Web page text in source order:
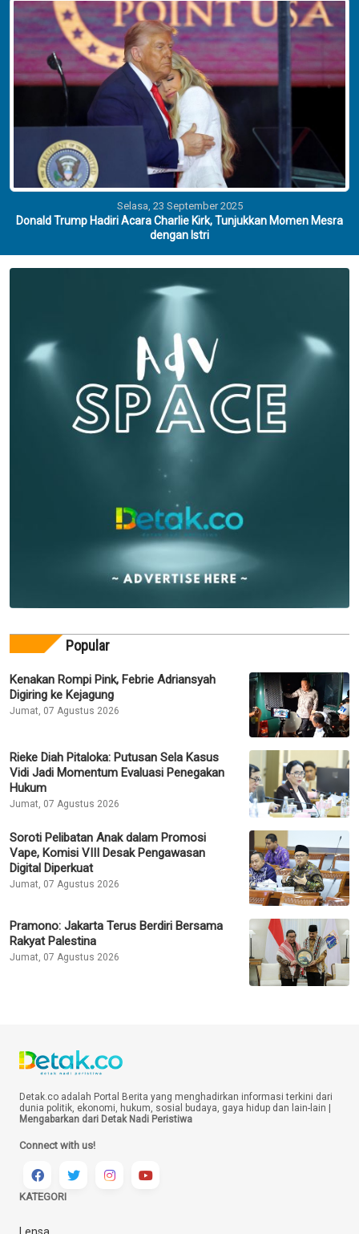
Selasa, 23 September 2025
Donald Trump Hadiri Acara Charlie Kirk, Tunjukkan Momen Mesra
dengan Istri
Popular
Kenakan Rompi Pink, Febrie Adriansyah
Digiring ke Kejagung
Jumat, 07 Agustus 2026
Rieke Diah Pitaloka: Putusan Sela Kasus
Vidi Jadi Momentum Evaluasi Penegakan
Hukum
Jumat, 07 Agustus 2026
Soroti Pelibatan Anak dalam Promosi
Vape, Komisi VIII Desak Pengawasan
Digital Diperkuat
Jumat, 07 Agustus 2026
Pramono: Jakarta Terus Berdiri Bersama
Rakyat Palestina
Jumat, 07 Agustus 2026
Detak.co adalah Portal Berita yang menghadirkan informasi terkini dari
dunia politik, ekonomi, hukum, sosial budaya, gaya hidup dan lain-lain |
Mengabarkan dari Detak Nadi Peristiwa
Connect with us!
KATEGORI